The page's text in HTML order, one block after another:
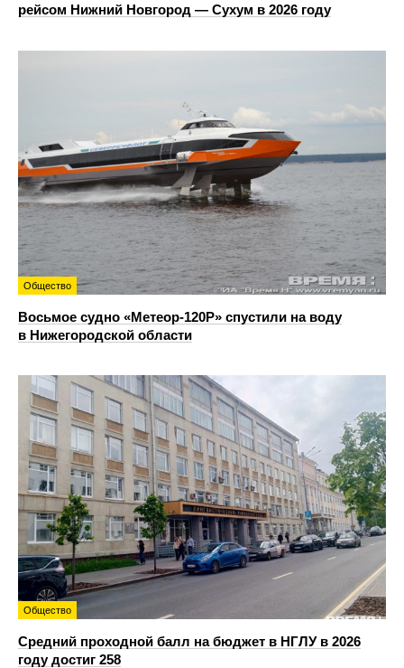
рейсом Нижний Новгород — Сухум в 2026 году
Общество
Восьмое судно «Метеор-120Р» спустили на воду
в Нижегородской области
Общество
Средний проходной балл на бюджет в НГЛУ в 2026
году достиг 258